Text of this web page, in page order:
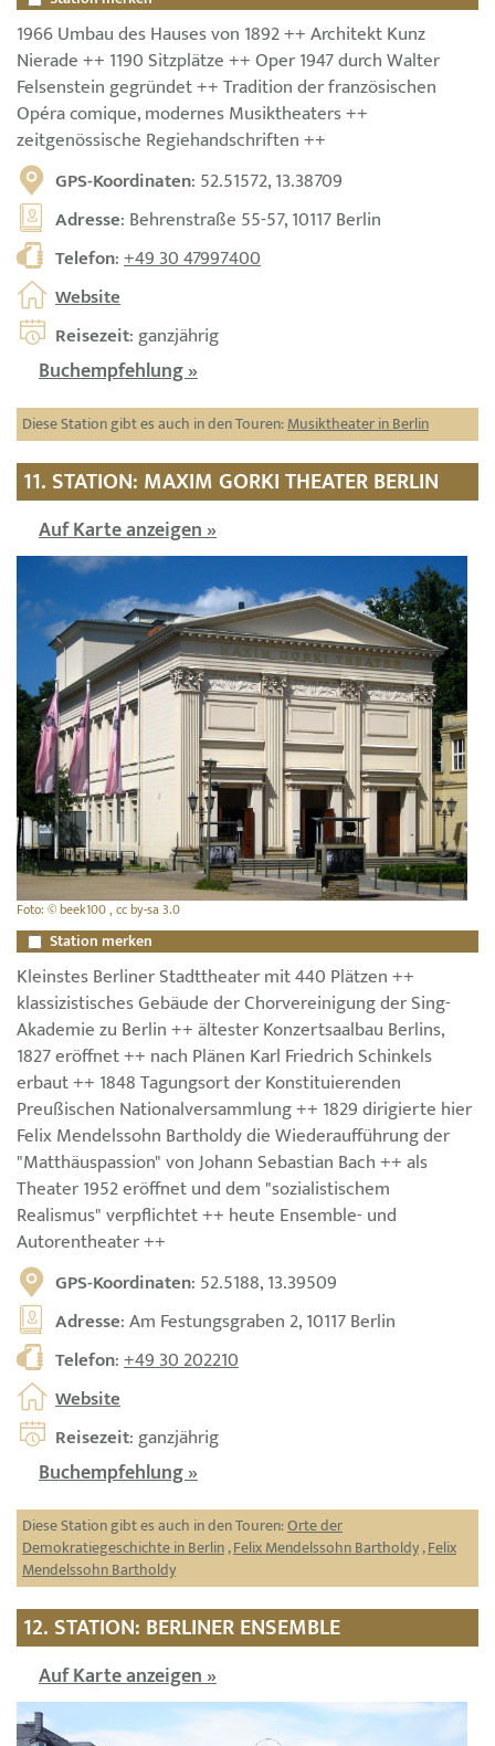
1966 Umbau des Hauses von 1892 ++ Architekt Kunz
Nierade ++ 1190 Sitzplätze ++ Oper 1947 durch Walter
Felsenstein gegründet ++ Tradition der französischen
Opéra comique, modernes Musiktheaters ++
zeitgenössische Regiehandschriften ++
GPS-Koordinaten: 52.51572, 13.38709
Adresse: Behrenstraße 55-57, 10117 Berlin
Telefon:+49 30 47997400
Website
Reisezeit: ganzjährig
Buchempfehlung »
Diese Station gibt es auch in den Touren:Musiktheater in Berlin
11. STATION: MAXIM GORKI THEATER BERLIN
Auf Karte anzeigen »
Foto: © beek100 , cc by-sa 3.0
Station merken
Kleinstes Berliner Stadttheater mit 440 Plätzen ++
klassizistisches Gebäude der Chorvereinigung der Sing-
Akademie zu Berlin ++ ältester Konzertsaalbau Berlins,
1827 eröffnet ++ nach Plänen Karl Friedrich Schinkels
erbaut ++ 1848 Tagungsort der Konstituierenden
Preußischen Nationalversammlung ++ 1829 dirigierte hier
Felix Mendelssohn Bartholdy die Wiederaufführung der
"Matthäuspassion" von Johann Sebastian Bach ++ als
Theater 1952 eröffnet und dem "sozialistischem
Realismus" verpflichtet ++ heute Ensemble- und
Autorentheater ++
GPS-Koordinaten: 52.5188, 13.39509
Adresse: Am Festungsgraben 2, 10117 Berlin
Telefon:+49 30 202210
Website
Reisezeit: ganzjährig
Buchempfehlung »
Diese Station gibt es auch in den Touren:Orte der
Demokratiegeschichte in Berlin,Felix Mendelssohn Bartholdy,Felix
Mendelssohn Bartholdy
12. STATION: BERLINER ENSEMBLE
Auf Karte anzeigen »